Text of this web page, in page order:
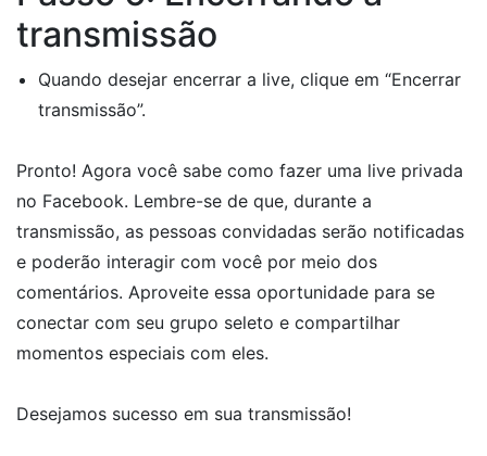
transmissão
Quando desejar encerrar a live, clique em “Encerrar
transmissão”.
Pronto! Agora você sabe como fazer uma live privada
no Facebook. Lembre-se de que, durante a
transmissão, as pessoas convidadas serão notificadas
e poderão interagir com você por meio dos
comentários. Aproveite essa oportunidade para se
conectar com seu grupo seleto e compartilhar
momentos especiais com eles.
Desejamos sucesso em sua transmissão!